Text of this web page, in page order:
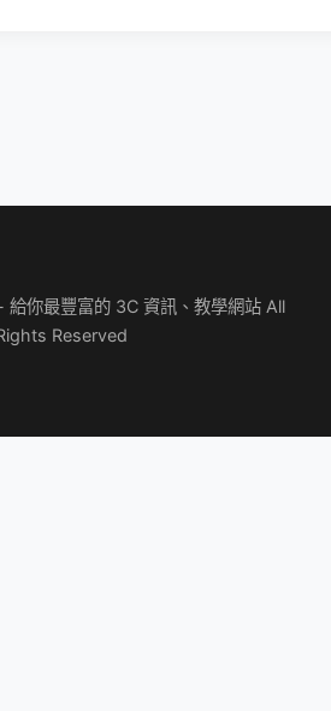
你最豐富的 3C 資訊、教學網站 All
Reserved